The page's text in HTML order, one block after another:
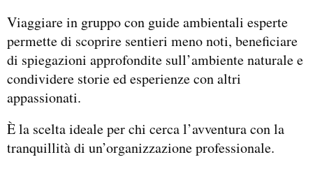
Viaggiare in gruppo con guide ambientali esperte
permette di scoprire sentieri meno noti, beneficiare
di spiegazioni approfondite sull’ambiente naturale e
condividere storie ed esperienze con altri
appassionati.
È la scelta ideale per chi cerca l’avventura con la
tranquillità di un’organizzazione professionale.